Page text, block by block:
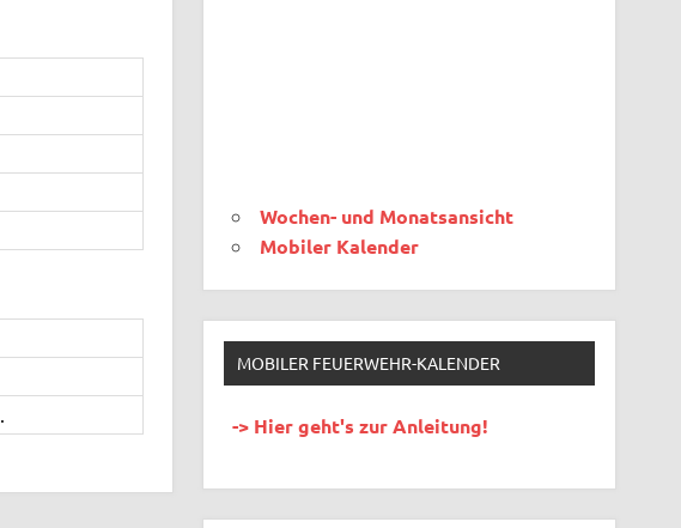
Wochen- und Monatsansicht
Mobiler Kalender
MOBILER FEUERWEHR-KALENDER
-> Hier geht's zur Anleitung!